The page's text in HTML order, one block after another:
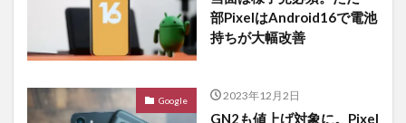
部PixelはAndroid16で電池
持ちが大幅改善
Google 2023年12月2日
GN2も値上げ対象に。Pixel